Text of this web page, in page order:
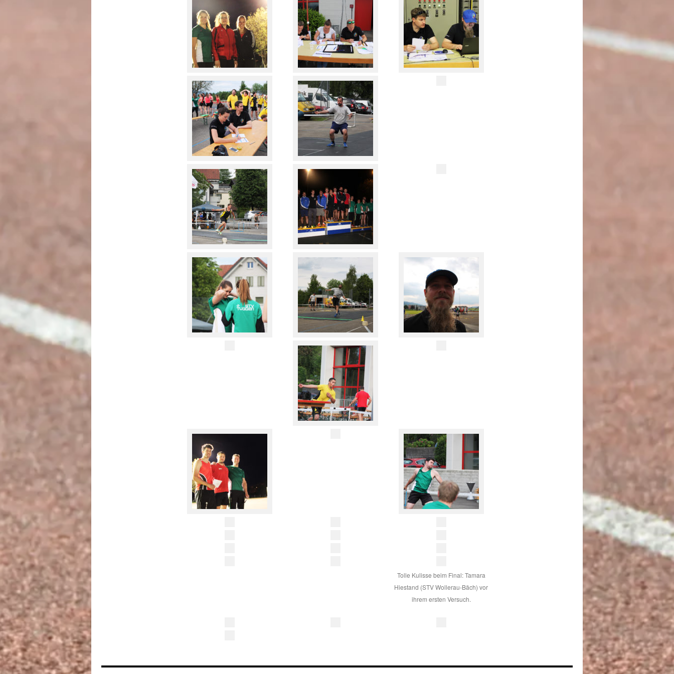
Tolle Kulisse beim Final: Tamara
Hiestand (STV Wollerau-Bäch) vor
ihrem ersten Versuch.